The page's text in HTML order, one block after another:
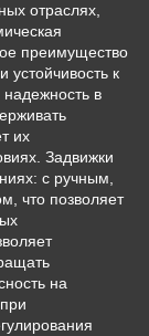
отраслях,
преимущество
устойчивость к
надежность в
их
Задвижки
с ручным,
что позволяет
на